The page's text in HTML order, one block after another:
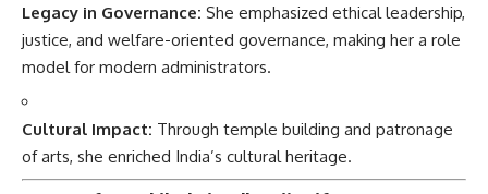
Legacy in Governance: She emphasized ethical leadership,
justice, and welfare-oriented governance, making her a role
model for modern administrators.
Cultural Impact: Through temple building and patronage
of arts, she enriched India’s cultural heritage.